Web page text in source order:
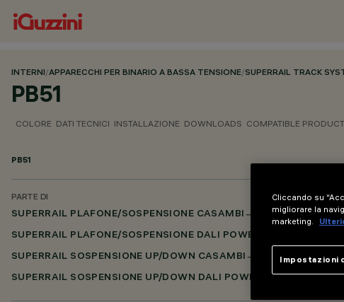
INTERNI/APPARECCHI PER BINARIO A BASSA TENSIONE/SUPERRAIL TRACK
PB51
COLORE DATI TECNICI INSTALLAZIONE DOWNLOADS COMPATIBLE
PB51
PARTE DI
SUPERRAIL PLAFONE/SOSPENSIONE CASAMBI
SUPERRAIL PLAFONE/SOSPENSIONE DALI POWERLINE
SUPERRAIL SOSPENSIONE UP/DOWN CASAMBI
SUPERRAIL SOSPENSIONE UP/DOWN DALI POWERLINE
Cliccando su
migliorare la
marketing.
Impostazioni